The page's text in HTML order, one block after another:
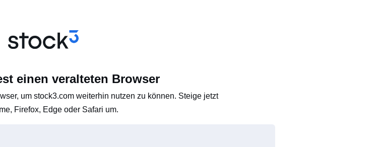
einen veralteten Browser
um stock3.com weiterhin nutzen zu können. Steige jetzt
Firefox, Edge oder Safari um.